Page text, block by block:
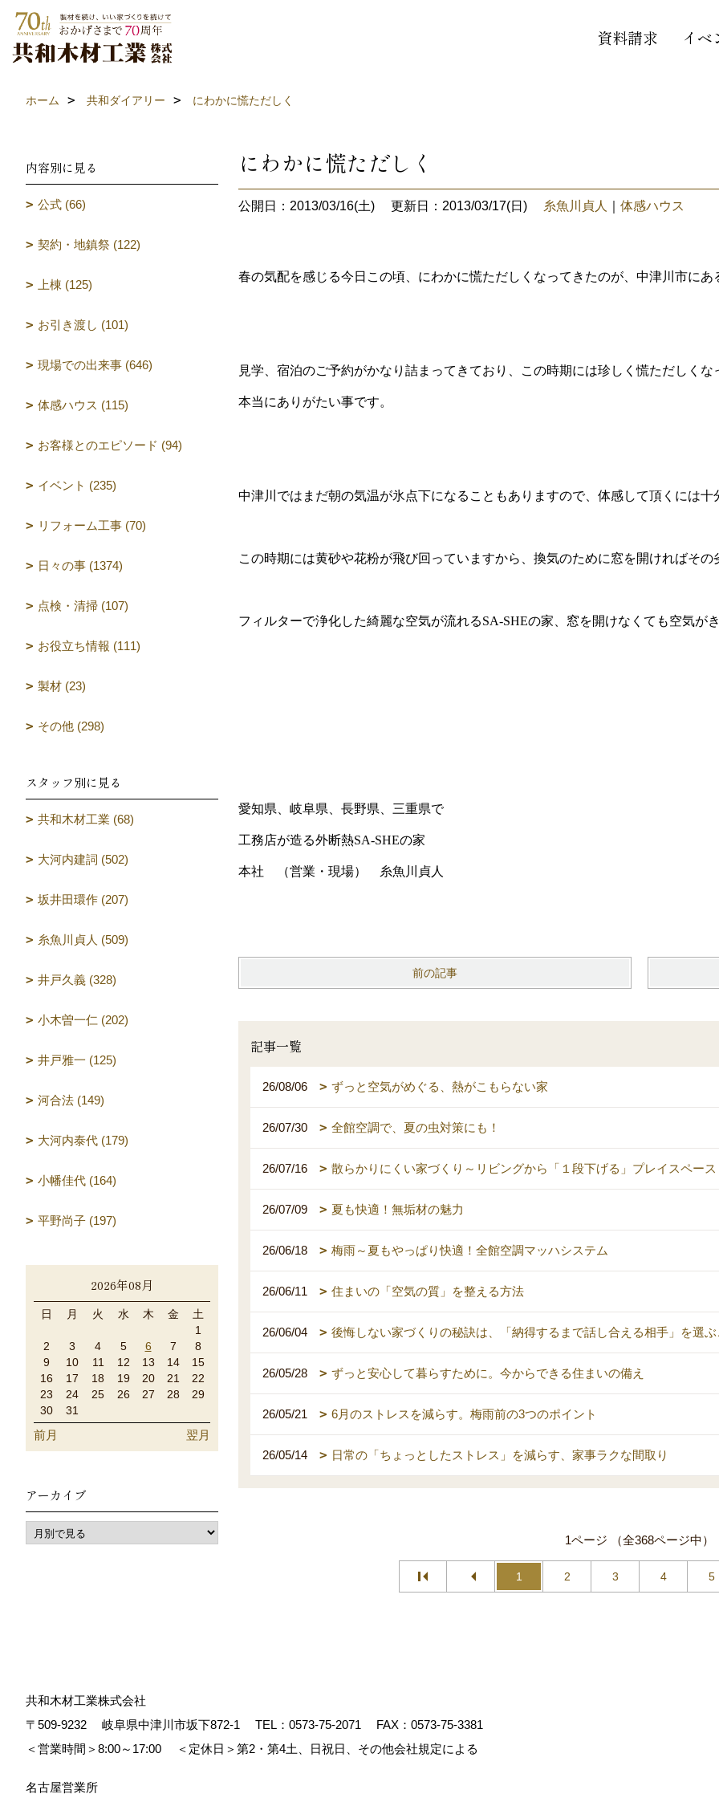
資料請求 イベ
ホーム 共和ダイアリー にわかに慌ただしく
にわかに慌ただしく
公開日：2013/03/16(土) 更新日：2013/03/17(日) 糸魚川貞人 体感ハウス
春の気配を感じる今日この頃、にわかに慌ただしくなってきたのが、中津川市にあ
見学、宿泊のご予約がかなり詰まってきており、この時期には珍しく慌ただしくな
本当にありがたい事です。
中津川ではまだ朝の気温が氷点下になることもありますので、体感して頂くには十
この時期には黄砂や花粉が飛び回っていますから、換気のために窓を開ければそ
フィルターで浄化した綺麗な空気が流れるSA-SHEの家、窓を開けなくても空気が
愛知県、岐阜県、長野県、三重県で
工務店が造る外断熱SA-SHEの家
本社 （営業・現場） 糸魚川貞人
前の記事
記事一覧
26/08/06 ずっと空気がめぐる、熱がこもらない家
26/07/30 全館空調で、夏の虫対策にも！
26/07/16 散らかりにくい家づくり～リビングから「１段下げる」プレイスペース
26/07/09 夏も快適！無垢材の魅力
26/06/18 梅雨～夏もやっぱり快適！全館空調マッハシステム
26/06/11 住まいの「空気の質」を整える方法
26/06/04 後悔しない家づくりの秘訣は、「納得するまで話し合える相手」を選
26/05/28 ずっと安心して暮らすために。今からできる住まいの備え
26/05/21 6月のストレスを減らす。梅雨前の3つのポイント
26/05/14 日常の「ちょっとしたストレス」を減らす、家事ラクな間取り
1ページ （全368ページ中）
1 2 3 4 5
内容別に見る
公式 (66)
契約・地鎮祭 (122)
上棟 (125)
お引き渡し (101)
現場での出来事 (646)
体感ハウス (115)
お客様とのエピソード (94)
イベント (235)
リフォーム工事 (70)
日々の事 (1374)
点検・清掃 (107)
お役立ち情報 (111)
製材 (23)
その他 (298)
スタッフ別に見る
共和木材工業 (68)
大河内建詞 (502)
坂井田環作 (207)
糸魚川貞人 (509)
井戸久義 (328)
小木曽一仁 (202)
井戸雅一 (125)
河合法 (149)
大河内泰代 (179)
小幡佳代 (164)
平野尚子 (197)
2026年08月
日 月 火 水 木 金
土
1
2
3 4 5 6 7
8
9
10 11 12 13 14
15
16
17 18 19 20 21
22
23
24 25 26 27 28
29
30
31
前月 翌月
アーカイブ
共和木材工業株式会社
〒509-9232
岐阜県中津川市坂下872‐1 TEL： 0573-75-2071
FAX：0573-75-3381
＜営業時間＞8:00～17:00
＜定休日＞第2・第4土、日祝日、その他会社規定による
名古屋営業所